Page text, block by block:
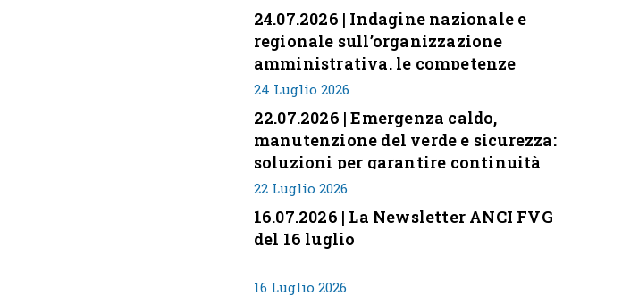
24.07.2026 | Indagine nazionale e
regionale sull’organizzazione
amministrativa, le competenze
professionali e i modelli di gestione
nei piccoli Comuni italiani
24 Luglio 2026
22.07.2026 | Emergenza caldo,
manutenzione del verde e sicurezza:
soluzioni per garantire continuità
servizi
22 Luglio 2026
16.07.2026 | La Newsletter ANCI FVG
del 16 luglio
16 Luglio 2026